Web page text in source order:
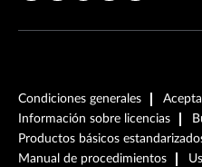
Condiciones generales
Información sobre licencias
Productos básicos
Manual de procedimientos